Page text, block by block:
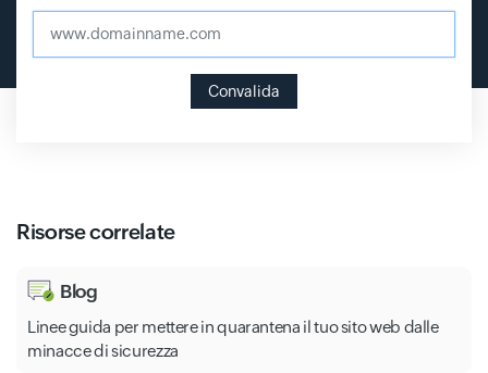
Convalida
Risorse correlate
Blog
Linee guida per mettere in quarantena il tuo sito web dalle
minacce di sicurezza